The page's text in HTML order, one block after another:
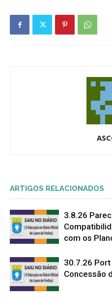
ARTIGOS RELACIONADOS
3.8.26
com os
30.7.26
Concessão